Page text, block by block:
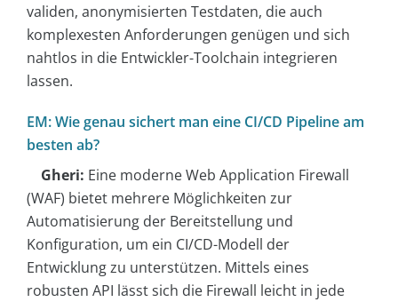
validen, anonymisierten Testdaten, die auch
komplexesten Anforderungen genügen und sich
nahtlos in die Entwickler-Toolchain integrieren
lassen.
EM: Wie genau sichert man eine CI/CD Pipeline am
besten ab?
Gheri: Eine moderne Web Application Firewall
(WAF) bietet mehrere Möglichkeiten zur
Automatisierung der Bereitstellung und
Konfiguration, um ein CI/CD-Modell der
Entwicklung zu unterstützen. Mittels eines
robusten API lässt sich die Firewall leicht in jede